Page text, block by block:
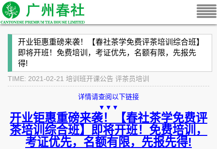
开业钜惠重磅来袭！【春社茶学免费评茶培训综合班】
即将开班！免费培训，考证优先，名额有限，先报先
得!
TIME: 2021-02-21 培训班开课公告 评茶员培训
详情请查阅以下链接
▼▼▼
开业钜惠重磅来袭！【春社茶学免费评
茶培训综合班】即将开班！免费培训，
考证优先，名额有限，先报先得!